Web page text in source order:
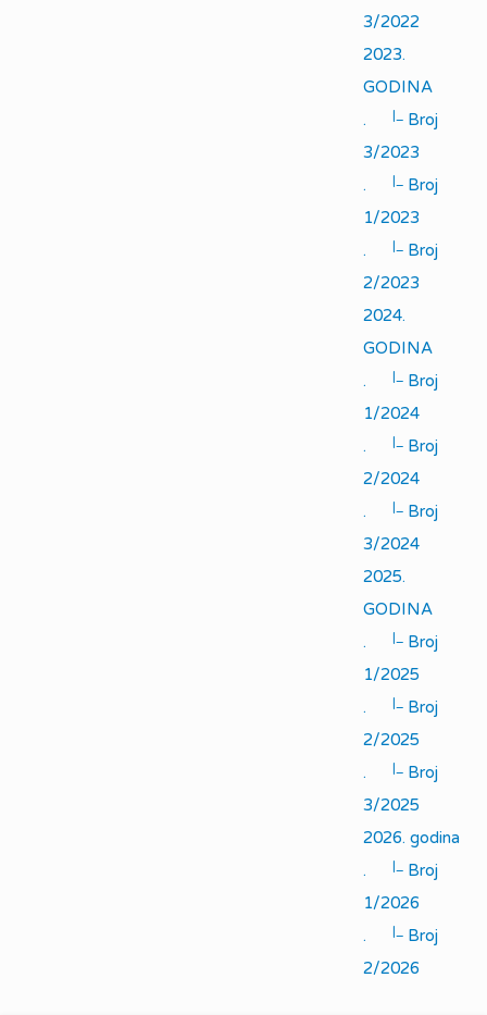
3/2022
2023.
GODINA
.
|_ Broj
3/2023
.
|_ Broj
1/2023
.
|_ Broj
2/2023
2024.
GODINA
.
|_ Broj
1/2024
.
|_ Broj
2/2024
.
|_ Broj
3/2024
2025.
GODINA
.
|_ Broj
1/2025
.
|_ Broj
2/2025
.
|_ Broj
3/2025
2026. godina
.
|_ Broj
1/2026
.
|_ Broj
2/2026